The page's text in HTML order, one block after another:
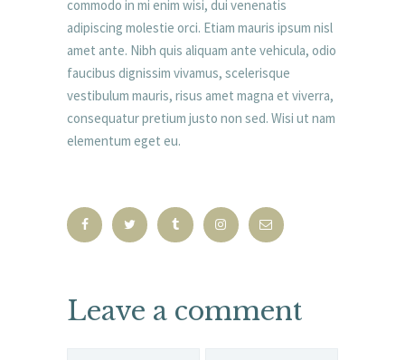
commodo in mi enim wisi, dui venenatis
adipiscing molestie orci. Etiam mauris ipsum nisl
amet ante. Nibh quis aliquam ante vehicula, odio
faucibus dignissim vivamus, scelerisque
vestibulum mauris, risus amet magna et viverra,
consequatur pretium justo non sed. Wisi ut nam
elementum eget eu.
Leave a comment